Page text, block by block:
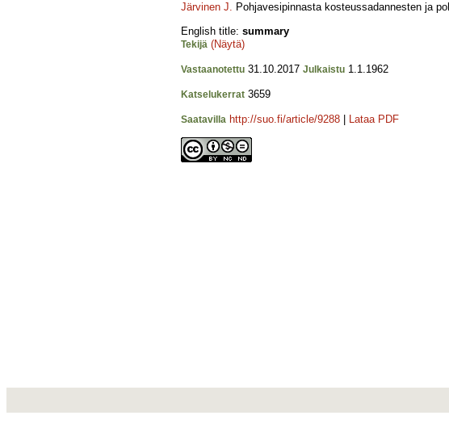
Järvinen J. Pohjavesipinnasta kosteussadannesten ja
English title: summary
Tekijä (Näytä)
Vastaanotettu 31.10.2017 Julkaistu 1.1.1962
Katselukerrat 3659
Saatavilla http://suo.fi/article/9288 Lataa PDF